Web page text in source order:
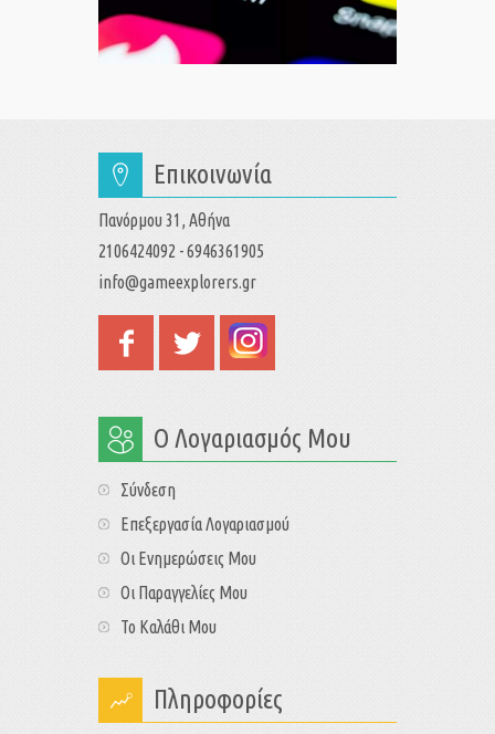
Επικοινωνία
Πανόρμου 31, Αθήνα
2106424092 - 6946361905
info@gameexplorers.gr
Ο Λογαριασμός Μου
Σύνδεση
Επεξεργασία Λογαριασμού
Οι Ενημερώσεις Μου
Οι Παραγγελίες Μου
Το Καλάθι Μου
Πληροφορίες